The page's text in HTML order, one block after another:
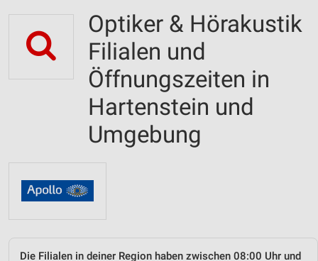
Optiker & Hörakustik
Filialen und
Öffnungszeiten in
Hartenstein und
Umgebung
Die Filialen in deiner Region haben zwischen 08:00 Uhr und